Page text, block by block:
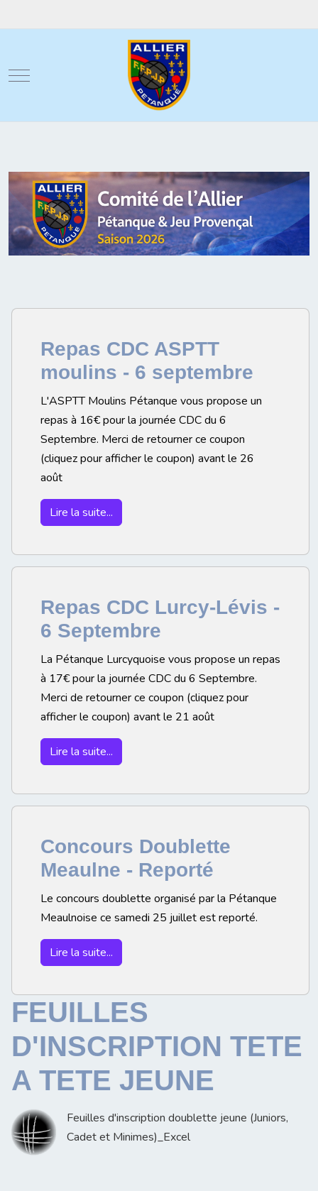
Mobile Menu Toggle
Repas CDC ASPTT
moulins - 6 septembre
L'ASPTT Moulins Pétanque vous propose un
repas à 16€ pour la journée CDC du 6
Septembre. Merci de retourner ce coupon
(cliquez pour afficher le coupon) avant le 26
août
Lire la suite...
Repas CDC Lurcy-Lévis -
6 Septembre
La Pétanque Lurcyquoise vous propose un repas
à 17€ pour la journée CDC du 6 Septembre.
Merci de retourner ce coupon (cliquez pour
afficher le coupon) avant le 21 août
Lire la suite...
Concours Doublette
Meaulne - Reporté
Le concours doublette organisé par la Pétanque
Meaulnoise ce samedi 25 juillet est reporté.
Lire la suite...
FEUILLES
D'INSCRIPTION TETE
A TETE JEUNE
Feuilles d'inscription doublette jeune (Juniors,
Cadet et Minimes)_Excel